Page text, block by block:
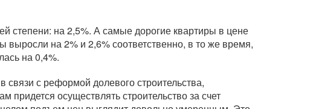
степени: на 2,5%. А самые дорогие квартиры в цене
на 2% и 2,6% соответственно, в то же время,
на 0,4%.
с реформой долевого строительства,
придется осуществлять строительство за счет